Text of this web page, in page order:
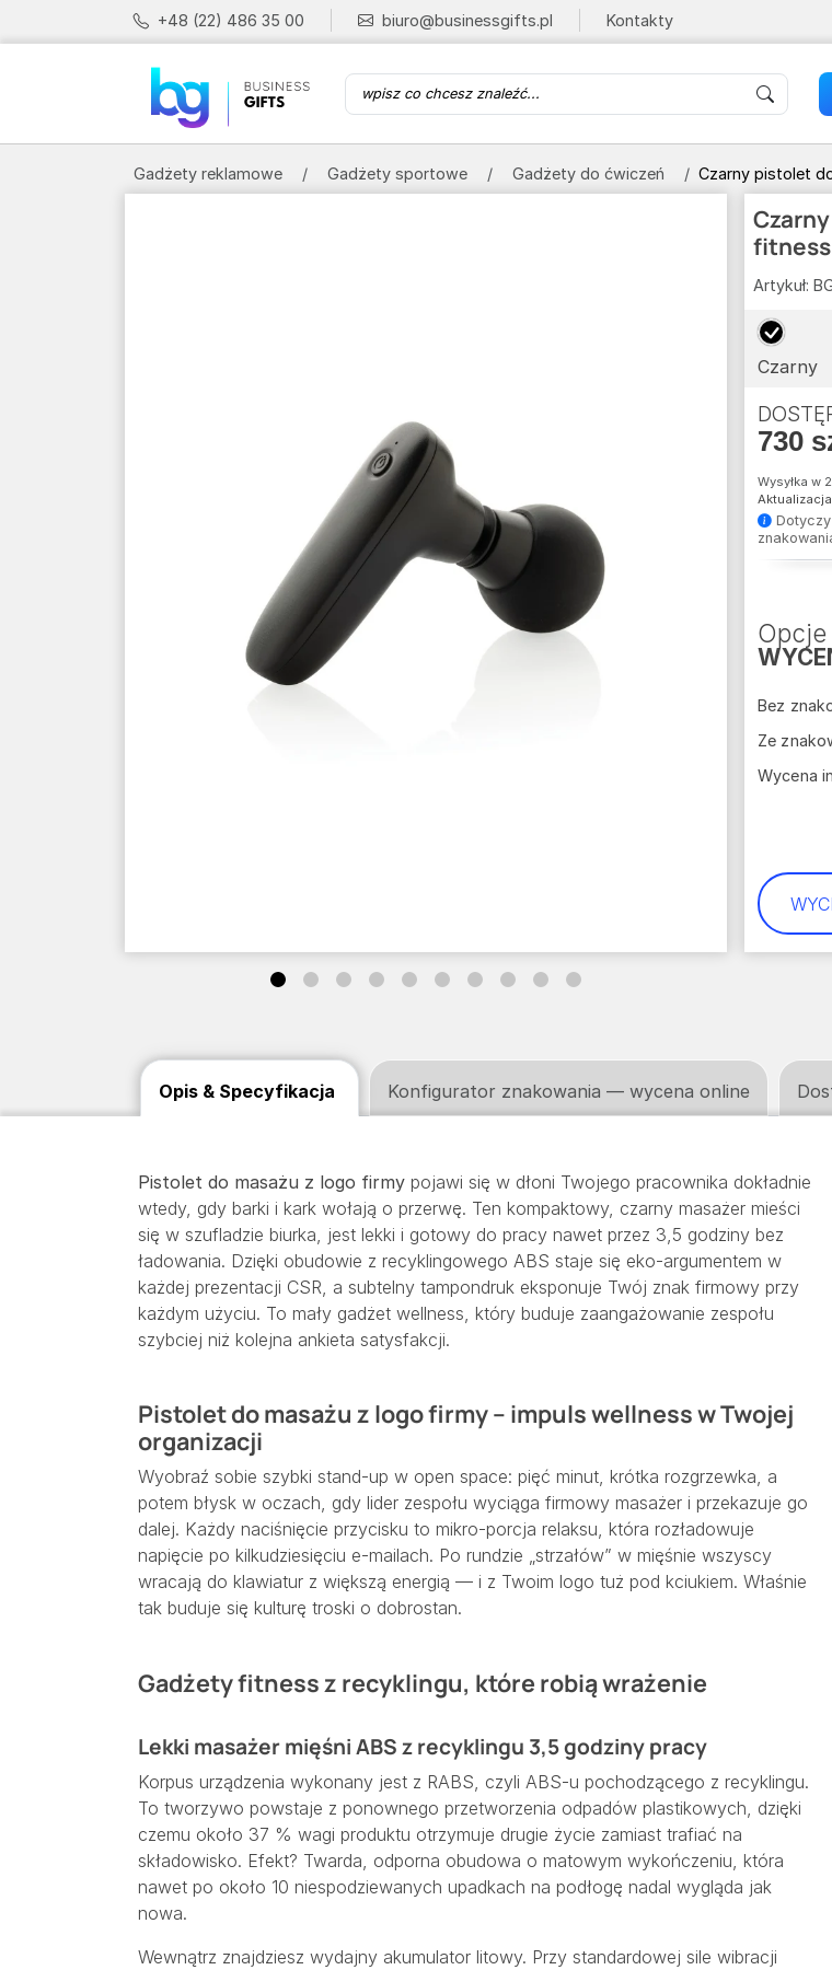
+48 (22) 486 35 00 biuro@businessgifts.pl Kontakty
Gadżety reklamowe Gadżety sportowe Gadżety do ćwiczeń Czarny pistolet
fitness
Pistolet do masażu z logo firmy pojawi się w dłoni Twojego pracownika dokładnie
wtedy, gdy barki i kark wołają o przerwę. Ten kompaktowy, czarny masażer mieści
się w szufladzie biurka, jest lekki i gotowy do pracy nawet przez 3,5 godziny bez
ładowania. Dzięki obudowie z recyklingowego ABS staje się eko-argumentem w
każdej prezentacji CSR, a subtelny tampondruk eksponuje Twój znak firmowy przy
każdym użyciu. To mały gadżet wellness, który buduje zaangażowanie zespołu
szybciej niż kolejna ankieta satysfakcji.
Pistolet do masażu z logo firmy – impuls wellness w Twojej
organizacji
Wyobraź sobie szybki stand-up w open space: pięć minut, krótka rozgrzewka, a
potem błysk w oczach, gdy lider zespołu wyciąga firmowy masażer i przekazuje go
dalej. Każdy naciśnięcie przycisku to mikro-porcja relaksu, która rozładowuje
napięcie po kilkudziesięciu e-mailach. Po rundzie „strzałów” w mięśnie wszyscy
wracają do klawiatur z większą energią — i z Twoim logo tuż pod kciukiem. Właśnie
tak buduje się kulturę troski o dobrostan.
Gadżety fitness z recyklingu, które robią wrażenie
Lekki masażer mięśni ABS z recyklingu 3,5 godziny pracy
Korpus urządzenia wykonany jest z RABS, czyli ABS-u pochodzącego z recyklingu.
To tworzywo powstaje z ponownego przetworzenia odpadów plastikowych, dzięki
czemu około 37 % wagi produktu otrzymuje drugie życie zamiast trafiać na
składowisko. Efekt? Twarda, odporna obudowa o matowym wykończeniu, która
nawet po około 10 niespodziewanych upadkach na podłogę nadal wygląda jak
nowa.
Wewnątrz znajdziesz wydajny akumulator litowy. Przy standardowej sile wibracji
Opis & Specyfikacja Konfigurator znakowania — wycena online
Artykuł:
Czarny
730
Wysyłka w
Opcje
Bez
Ze
Wycena